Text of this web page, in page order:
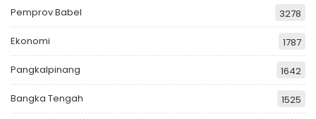
Pemprov Babel 3278
Ekonomi 1787
Pangkalpinang 1642
Bangka Tengah 1525